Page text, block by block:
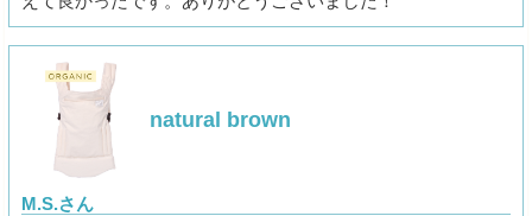
natural brown
M.S.さん